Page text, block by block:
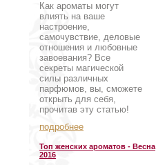
Как ароматы могут
влиять на ваше
настроение,
самочувствие, деловые
отношения и любовные
завоевания? Все
секреты магической
силы различных
парфюмов, вы, сможете
открыть для себя,
прочитав эту статью!
подробнее
Топ женских ароматов - Весна
2016